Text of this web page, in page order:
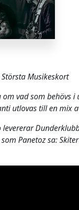
Musikeskort
vad som behövs
utlovas till en mix
som Panetoz sa: